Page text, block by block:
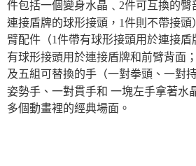
件包括一個變身水晶﹑2件可互換的臀
連接盾牌的球形接頭，1件則不帶接頭
臂配件（1件帶有球形接頭用於連接盾
有球形接頭用於連接盾牌和前臂背面
及五組可替換的手（一對拳頭、一對
姿勢手、一對貫手和 一塊左手拿著水
多個動畫裡的經典場面。